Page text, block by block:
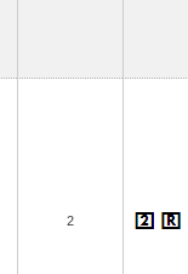
2